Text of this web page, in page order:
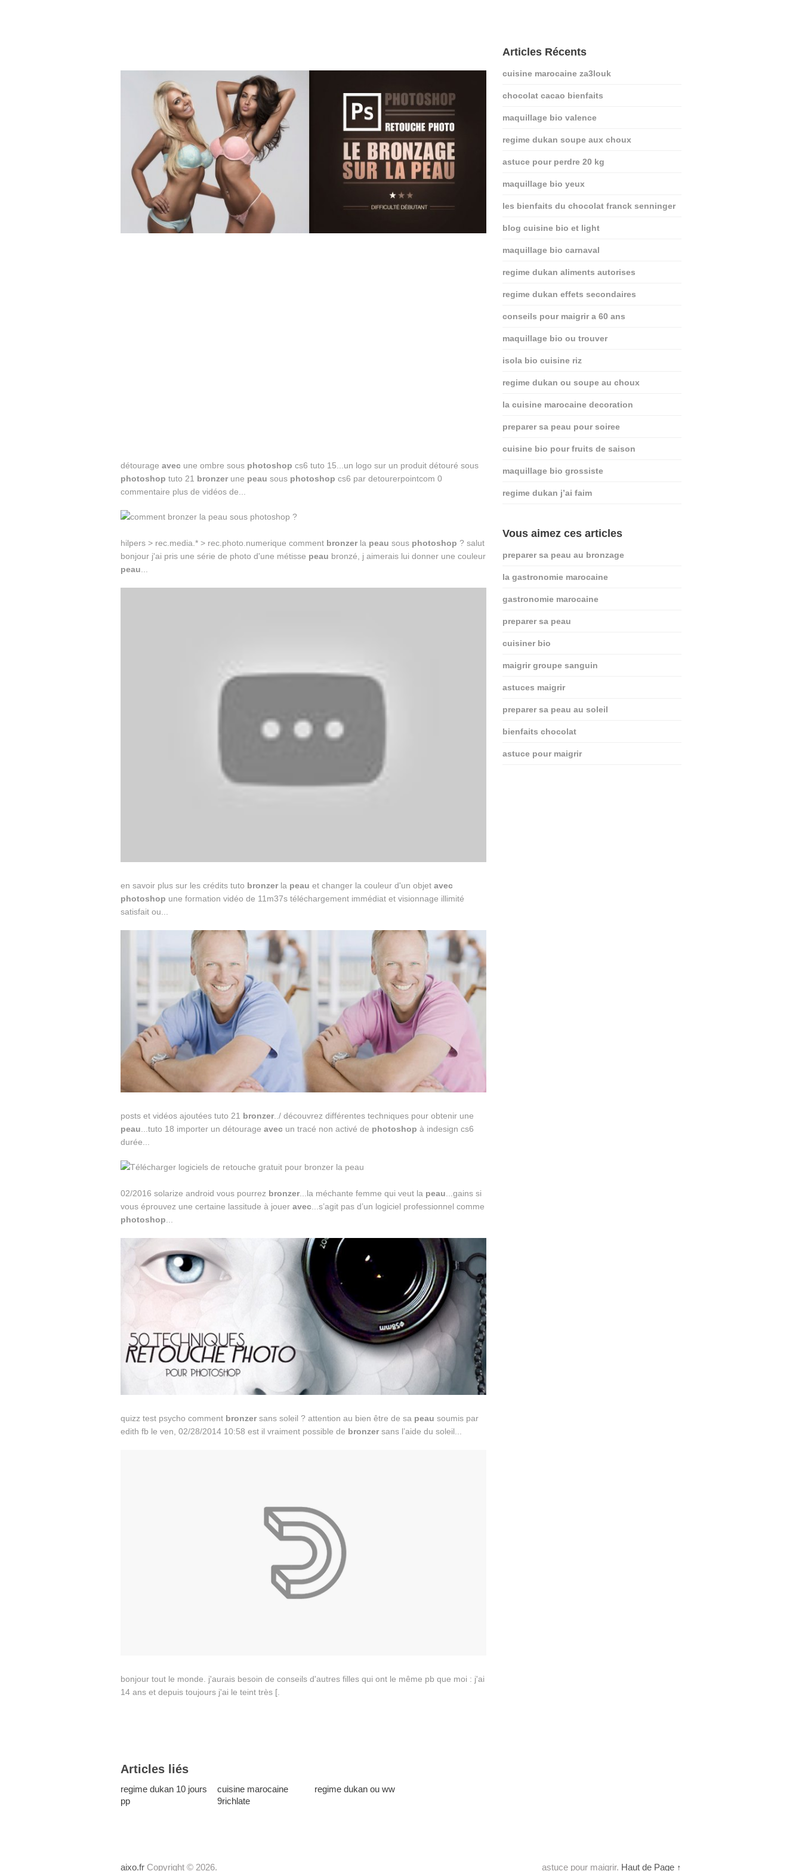
détourage avecune ombre sous photoshop cs6 tuto 15...un logo sur un produit détouré sous
photoshop tuto 21 bronzerune peau sous photoshop cs6 par detourerpointcom 0
commentaire plus de vidéos de...
hilpers > rec.media.* > rec.photo.numerique comment bronzerla peau sous photoshop ? salut
bonjour j'ai pris une série de photo d'une métisse peau bronzé, j aimerais lui donner une couleur
peau
en savoir plus sur les crédits tuto bronzerla peau et changer la couleur d'un objet avec
photoshop une formation vidéo de 11m37s téléchargement immédiat et visionnage illimité
satisfait ou...
posts et vidéos ajoutées tuto 21 bronzer../ découvrez différentes techniques pour obtenir une
peau...tuto 18 importer un détourage avecun tracé non activé de photoshop à indesign cs6
durée...
02/2016 solarize android vous pourrez bronzer...la méchante femme qui veut la peau...gains si
vous éprouvez une certaine lassitude à jouer avec...s’agit pas d’un logiciel professionnel comme
photoshop...
quizz test psycho comment bronzersans soleil ? attention au bien être de sa peau soumis par
edith fb le ven, 02/28/2014 10:58 est il vraiment possible de bronzersans l’aide du soleil...
bonjour tout le monde. j'aurais besoin de conseils d'autres filles qui ont le même pb que moi : j'ai
14 ans et depuis toujours j'ai le teint très [.
Articles liés
regime dukan 10 jours
pp
cuisine marocaine
9richlate
regime dukan ou ww
Articles Récents
cuisine marocaine za3louk
chocolat cacao bienfaits
maquillage bio valence
regime dukan soupe aux choux
astuce pour perdre 20 kg
maquillage bio yeux
les bienfaits du chocolat franck senninger
blog cuisine bio et light
maquillage bio carnaval
regime dukan aliments autorises
regime dukan effets secondaires
conseils pour maigrir a 60 ans
maquillage bio ou trouver
isola bio cuisine riz
regime dukan ou soupe au choux
la cuisine marocaine decoration
preparer sa peau pour soiree
cuisine bio pour fruits de saison
maquillage bio grossiste
regime dukan j’ai faim
Vous aimez ces articles
preparer sa peau au bronzage
la gastronomie marocaine
gastronomie marocaine
preparer sa peau
cuisiner bio
maigrir groupe sanguin
astuces maigrir
preparer sa peau au soleil
bienfaits chocolat
astuce pour maigrir
aixo.frCopyright © 2026. astuce pour maigrir. Haut de Page ↑